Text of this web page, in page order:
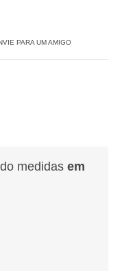
PARA UM AMIGO
medidas em